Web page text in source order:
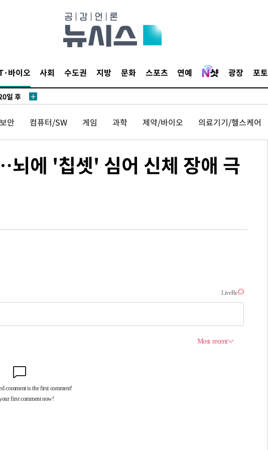
바이오 사회 수도권 지방 문화 스포츠 연예 광장 포토
일 후
일 후
보안 컴퓨터/SW 게임 과학 제약/바이오 의료기기/헬스케어
에 '칩셋' 심어 신체 장애 극